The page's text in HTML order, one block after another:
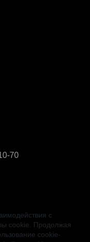
70
с
cookie. Продолжая
cookie-